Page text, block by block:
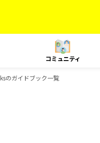
コミュニティ
のガイドブック一覧